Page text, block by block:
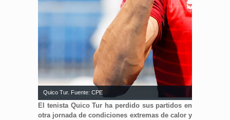
Quico Tur. Fuente: CPE
El tenista Quico Tur ha perdido sus partidos en
otra jornada de condiciones extremas de calor y